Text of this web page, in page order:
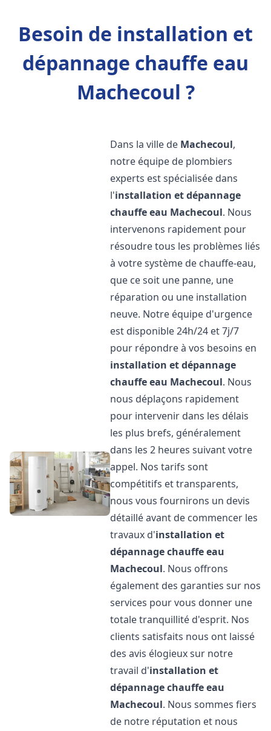
Besoin de installation et
dépannage chauffe eau
Machecoul ?
Dans la ville de Machecoul,
notre équipe de plombiers
experts est spécialisée dans
l'installation et dépannage
chauffe eau Machecoul. Nous
intervenons rapidement pour
résoudre tous les problèmes liés
à votre système de chauffe-eau,
que ce soit une panne, une
réparation ou une installation
neuve. Notre équipe d'urgence
est disponible 24h/24 et 7j/7
pour répondre à vos besoins en
installation et dépannage
chauffe eau Machecoul. Nous
nous déplaçons rapidement
pour intervenir dans les délais
les plus brefs, généralement
dans les 2 heures suivant votre
appel. Nos tarifs sont
compétitifs et transparents,
nous vous fournirons un devis
détaillé avant de commencer les
travaux d'installation et
dépannage chauffe eau
Machecoul. Nous offrons
également des garanties sur nos
services pour vous donner une
totale tranquillité d'esprit. Nos
clients satisfaits nous ont laissé
des avis élogieux sur notre
travail d'installation et
dépannage chauffe eau
Machecoul. Nous sommes fiers
de notre réputation et nous